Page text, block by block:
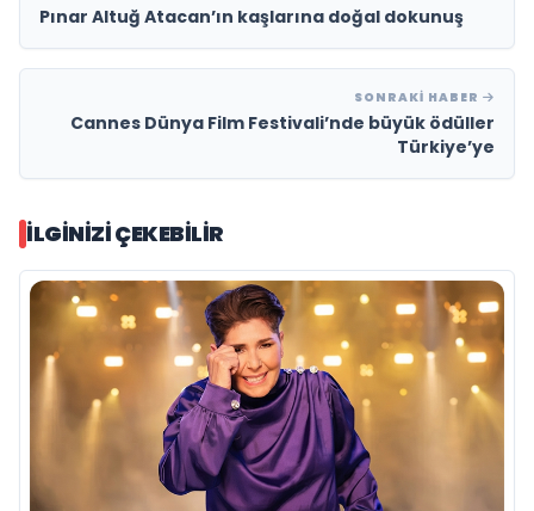
Pınar Altuğ Atacan’ın kaşlarına doğal dokunuş
SONRAKI HABER
Cannes Dünya Film Festivali’nde büyük ödüller
Türkiye’ye
İLGINIZI ÇEKEBILIR